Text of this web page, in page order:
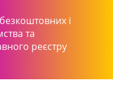
і
та
реєстру